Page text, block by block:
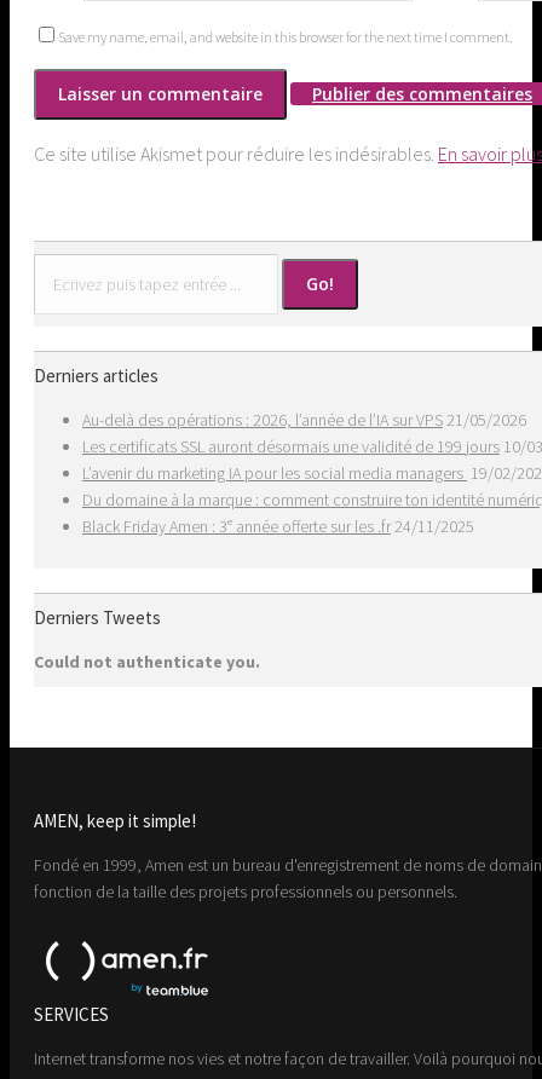
Save my name, email, and website in this browser for the next time I comment.
Publier des commentaires
Ce site utilise Akismet pour réduire les indésirables. En savoir
Derniers articles
Au-delà des opérations : 2026, l’année de l’IA sur VPS21/05/2026
Les certificats SSL auront désormais une validité de 199 jours 10/
L’avenir du marketing IA pour les social media managers 19/02/
Du domaine à la marque : comment construire ton identité
Black Friday Amen : 3ᵉ année offerte sur les .fr24/11/2025
Derniers Tweets
Could not authenticate you.
AMEN, keep it simple!
Fondé en 1999, Amen est un bureau d'enregistrement de noms de
fonction de la taille des projets professionnels ou personnels.
SERVICES
Internet transforme nos vies et notre façon de travailler. Voilà pourquoi